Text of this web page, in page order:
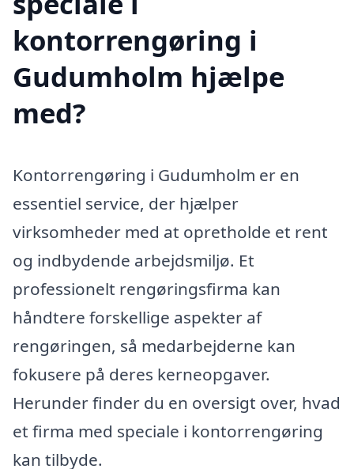
kontorrengøring i
Gudumholm hjælpe
med?
Kontorrengøring i Gudumholm er en
essentiel service, der hjælper
virksomheder med at opretholde et rent
og indbydende arbejdsmiljø. Et
professionelt rengøringsfirma kan
håndtere forskellige aspekter af
rengøringen, så medarbejderne kan
fokusere på deres kerneopgaver.
Herunder finder du en oversigt over, hvad
et firma med speciale i kontorrengøring
kan tilbyde.